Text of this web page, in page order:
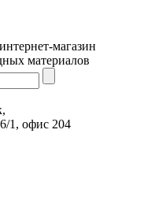
магазин
материалов
1, офис 204